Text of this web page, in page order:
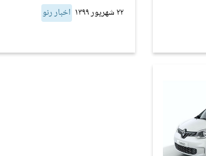
۲۲ شهریور ۱۳۹۹ اخبار رنو